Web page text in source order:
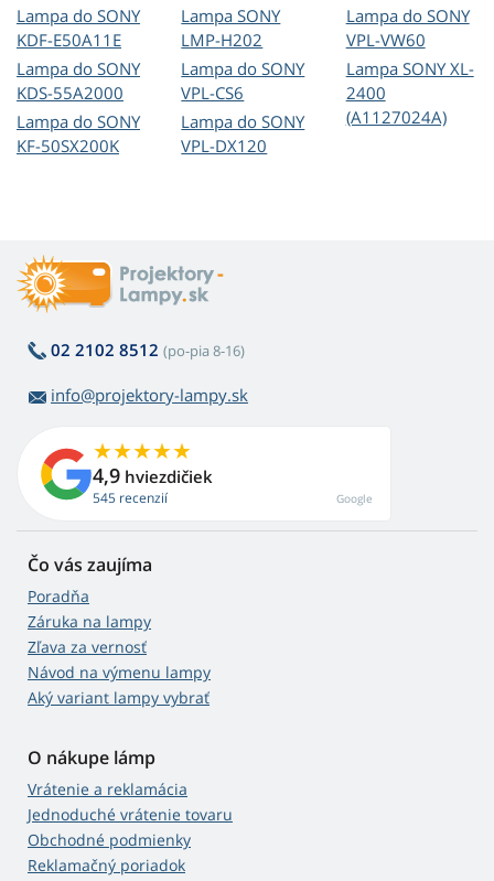
Lampa do SONY
KDF-E50A11E
Lampa do SONY
KDS-55A2000
Lampa do SONY
KF-50SX200K
Lampa SONY
LMP-H202
Lampa do SONY
VPL-CS6
Lampa do SONY
VPL-DX120
Lampa do SONY
VPL-VW60
Lampa SONY XL-
2400
(A1127024A)
02 2102 8512 (po-pia 8-16)
info@projektory-lampy.sk
4,9 hviezdičiek
545 recenzií Google
Čo vás zaujíma
Poradňa
Záruka na lampy
Zľava za vernosť
Návod na výmenu lampy
Aký variant lampy vybrať
O nákupe lámp
Vrátenie a reklamácia
Jednoduché vrátenie tovaru
Obchodné podmienky
Reklamačný poriadok